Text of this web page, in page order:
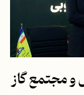
و مجتمع گاز